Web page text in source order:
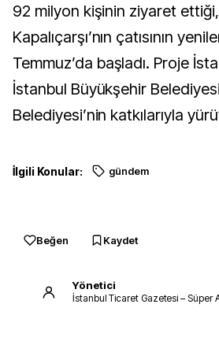
92 milyon kişinin ziyaret ettiği,
Kapalıçarşı’nın çatısının
Temmuz’da başladı. Proje
İstanbul Büyükşehir
Belediyesi’nin katkılarıyla
İlgili Konular: gündem
Beğen Kaydet
Yönetici
İstanbul Ticaret Gazetesi – Süper